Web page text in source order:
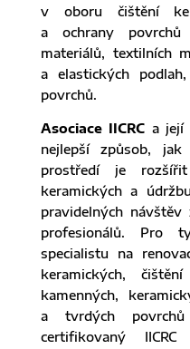
v oboru čištění
a ochrany povrchů
materiálů, textilních
a elastických
povrchů.
Asociace IICRC a její
nejlepší způsob,
prostředí je
keramických a
pravidelných návštěv
profesionálů. Pro
specialistu na
keramických,
kamenných,
a tvrdých
certifikovaný